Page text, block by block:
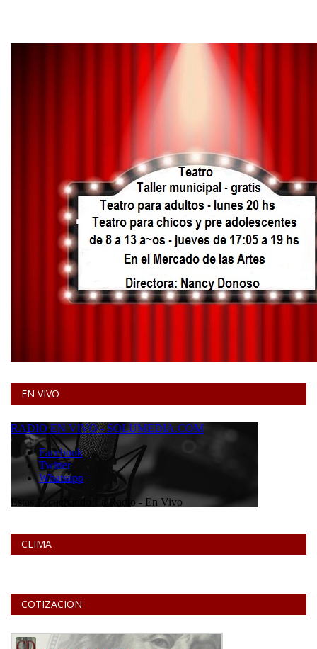
EN VIVO
CLIMA
COTIZACION